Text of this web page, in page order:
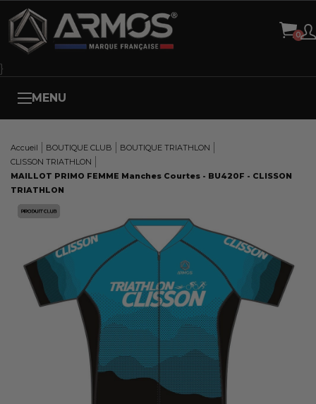
}
MENU
Accueil BOUTIQUE CLUB
BOUTIQUE TRIATHLON
CLISSON TRIATHLON
MAILLOT PRIMO FEMME Manches Courtes - BU420F - CLISSON
TRIATHLON
Panneau de gestion des cookies